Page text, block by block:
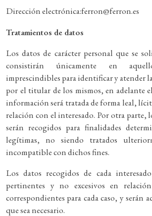
Dirección electrónica:ferron@ferron.es
Tratamientos de datos
Los datos de carácter personal que se
consistirán únicamente en
imprescindibles para identificar y atender
por el titular de los mismos, en adelante
información será tratada de forma leal,
relación con el interesado. Por otra parte,
serán recogidos para finalidades
legítimas, no siendo tratados
incompatible con dichos fines.
Los datos recogidos de cada
pertinentes y no excesivos en
correspondientes para cada caso, y serán
que sea necesario.